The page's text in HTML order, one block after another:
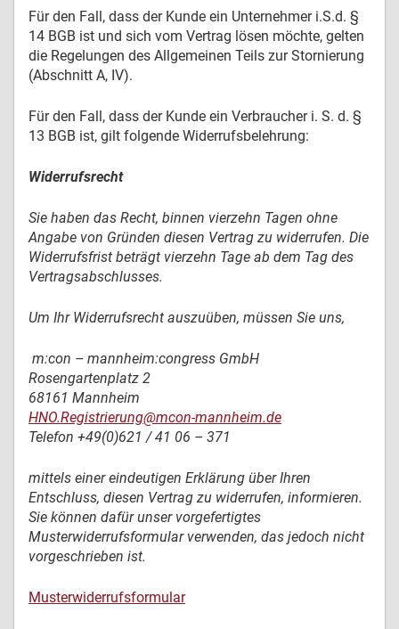
Für den Fall, dass der Kunde ein Unternehmer i.S.d. §
14 BGB ist und sich vom Vertrag lösen möchte, gelten
die Regelungen des Allgemeinen Teils zur Stornierung
(Abschnitt A, IV).
Für den Fall, dass der Kunde ein Verbraucher i. S. d. §
13 BGB ist, gilt folgende Widerrufsbelehrung:
Widerrufsrecht
Sie haben das Recht, binnen vierzehn Tagen ohne
Angabe von Gründen diesen Vertrag zu widerrufen. Die
Widerrufsfrist beträgt vierzehn Tage ab dem Tag des
Vertragsabschlusses.
Um Ihr Widerrufsrecht auszuüben, müssen Sie uns,
m:con – mannheim:congress GmbH
Rosengartenplatz 2
68161 Mannheim
HNO.Registrierung@mcon-mannheim.de
Telefon +49(0)621 / 41 06 – 371
mittels einer eindeutigen Erklärung über Ihren
Entschluss, diesen Vertrag zu widerrufen, informieren.
Sie können dafür unser vorgefertigtes
Musterwiderrufsformular verwenden, das jedoch nicht
vorgeschrieben ist.
Musterwiderrufsformular